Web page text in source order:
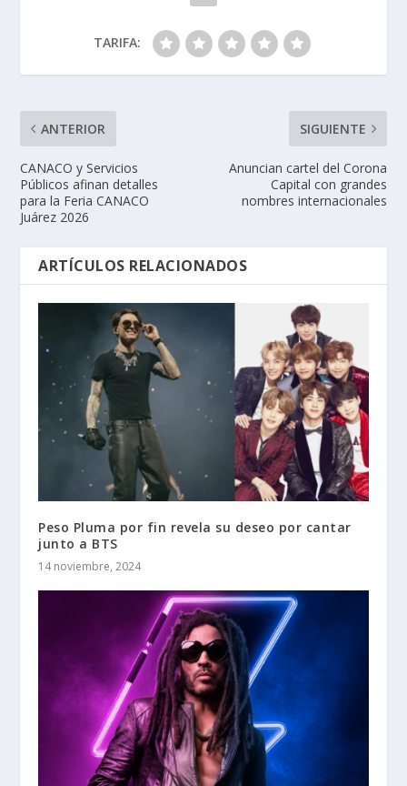
TARIFA:
ANTERIOR
CANACO y Servicios
Públicos afinan detalles
para la Feria CANACO
Juárez 2026
SIGUIENTE
Anuncian cartel del Corona
Capital con grandes
nombres internacionales
ARTÍCULOS RELACIONADOS
Peso Pluma por fin revela su deseo por cantar
junto a BTS
14 noviembre, 2024